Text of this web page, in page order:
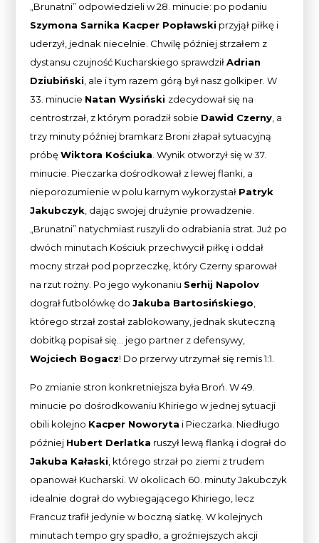
„Brunatni” odpowiedzieli w 28. minucie: po podaniu
Szymona Sarnika Kacper Popławski przyjął piłkę i
uderzył, jednak niecelnie. Chwilę później strzałem z
dystansu czujność Kucharskiego sprawdziłAdrian
Dziubiński , ale i tym razem górą był nasz golkiper. W
33. minucie Natan Wysiński zdecydował się na
centrostrzał, z którym poradził sobie Dawid Czerny , a
trzy minuty później bramkarz Broni złapał sytuacyjną
próbęWiktora Kościuka . Wynik otworzył się w 37.
minucie. Pieczarka dośrodkował z lewej flanki, a
nieporozumienie w polu karnym wykorzystał Patryk
Jakubczyk , dając swojej drużynie prowadzenie.
„Brunatni” natychmiast ruszyli do odrabiania strat. Już po
dwóch minutach Kościuk przechwycił piłkę i oddał
mocny strzał pod poprzeczkę, który Czerny sparował
na rzut rożny. Po jego wykonaniu Serhij Napolov
dograł futbolówkę doJakuba Bartosińskiego
którego strzał został zablokowany, jednak skuteczną
dobitką popisał się… jego partner z defensywy,
Wojciech Bogacz! Do przerwy utrzymał się remis 1:1.
Po zmianie stron konkretniejsza była Broń. W 49.
minucie po dośrodkowaniu Khiriego w jednej sytuacji
obili kolejno Kacper Noworyta i Pieczarka. Niedługo
później Hubert Derlatka ruszył lewą flanką i dograł do
Jakuba Kałaski , którego strzał po ziemi z trudem
opanował Kucharski. W okolicach 60. minuty Jakubczyk
idealnie dograł do wybiegającego Khiriego, lecz
Francuz trafił jedynie w boczną siatkę. W kolejnych
minutach tempo gry spadło, a groźniejszych akcji